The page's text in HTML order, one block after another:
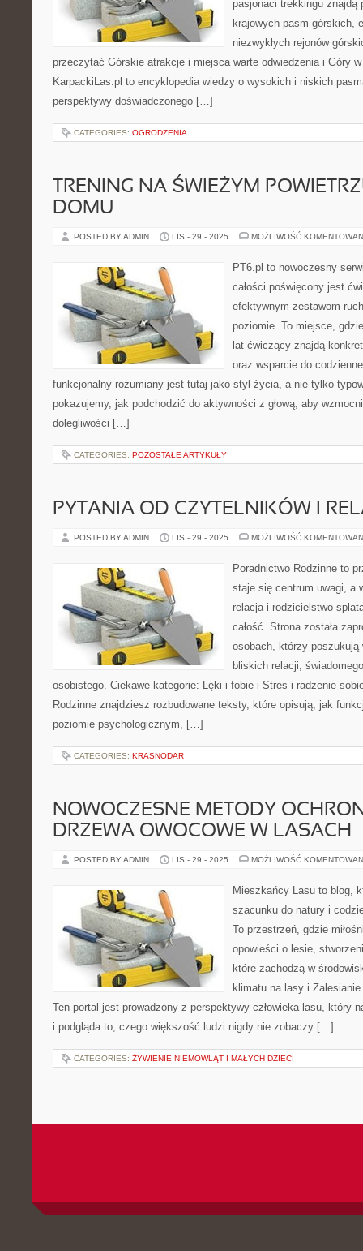
pasjonaci trekkingu znajdą
krajowych pasm górskich,
niezwykłych rejonów
przeczytać Górskie atrakcje i miejsca warte odwiedzenia i Góry
KarpackiLas.pl to encyklopedia wiedzy o wysokich i niskich
perspektywy doświadczonego […]
CATEGORIES: OGRODZENIA
TRENING NA ŚWIEŻYM
DOMU
POSTED BY ADMIN LIS - 29 - 2025 MOŻLIWOŚĆ
PT6.pl to nowoczesny
całości poświęcony jest
efektywnym zestawom
poziomie. To miejsce,
lat ćwiczący znajdą
oraz wsparcie do
funkcjonalny rozumiany jest tutaj jako styl życia, a nie tylko
pokazujemy, jak podchodzić do aktywności z głową, aby
dolegliwości […]
CATEGORIES: POZOSTAŁE ARTYKUŁY
PYTANIA OD CZYTELNIKÓW I
POSTED BY ADMIN LIS - 29 - 2025 MOŻLIWOŚĆ
Poradnictwo Rodzinne to
staje się centrum uwagi, a
relacja i rodzicielstwo
całość. Strona została
osobach, którzy poszukują
bliskich relacji,
osobistego. Ciekawe kategorie: Lęki i fobie i Stres i radzenie
Rodzinne znajdziesz rozbudowane teksty, które opisują, jak
poziomie psychologicznym, […]
CATEGORIES: KRASNODAR
NOWOCZESNE METODY
DRZEWA OWOCOWE W LASACH
POSTED BY ADMIN LIS - 29 - 2025 MOŻLIWOŚĆ
Mieszkańcy Lasu to blog,
szacunku do natury i
To przestrzeń, gdzie
opowieści o lesie,
które zachodzą w
klimatu na lasy i
Ten portal jest prowadzony z perspektywy człowieka lasu, który
i podgląda to, czego większość ludzi nigdy nie zobaczy […]
CATEGORIES: ŻYWIENIE NIEMOWLĄT I MAŁYCH DZIECI